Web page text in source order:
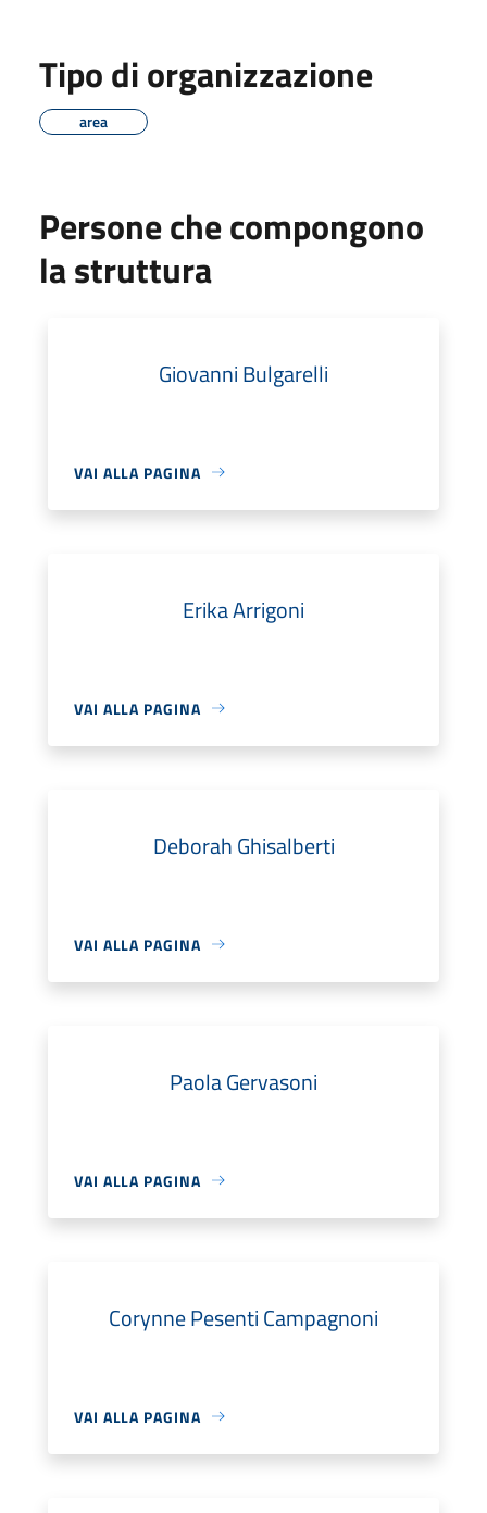
Tipo di organizzazione
area
Persone che compongono
la struttura
Giovanni Bulgarelli
VAI ALLA PAGINA
Erika Arrigoni
VAI ALLA PAGINA
Deborah Ghisalberti
VAI ALLA PAGINA
Paola Gervasoni
VAI ALLA PAGINA
Corynne Pesenti Campagnoni
VAI ALLA PAGINA